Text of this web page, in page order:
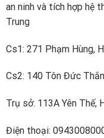
an ninh và tích hợp hệ
Trung
Cs1: 271 Phạm Hùng,
Cs2: 140 Tôn Đức
Trụ sở: 113A Yên Thế,
Điện thoại: